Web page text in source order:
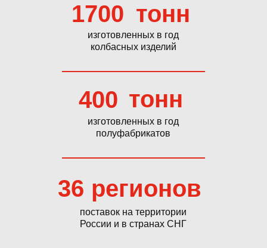
поставок на территории
России и в странах СНГ
изготовленных в год
полуфабрикатов
изготовленных в год
колбасных изделий
400 тонн
1700 тонн
36 регионов